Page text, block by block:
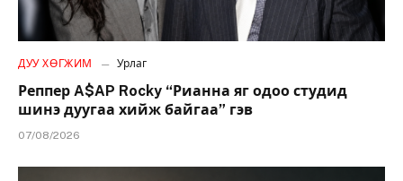
ДУУ ХӨГЖИМ Урлаг
Реппер A$AP Rocky “Рианна яг одоо студид
шинэ дуугаа хийж байгаа” гэв
07/08/2026